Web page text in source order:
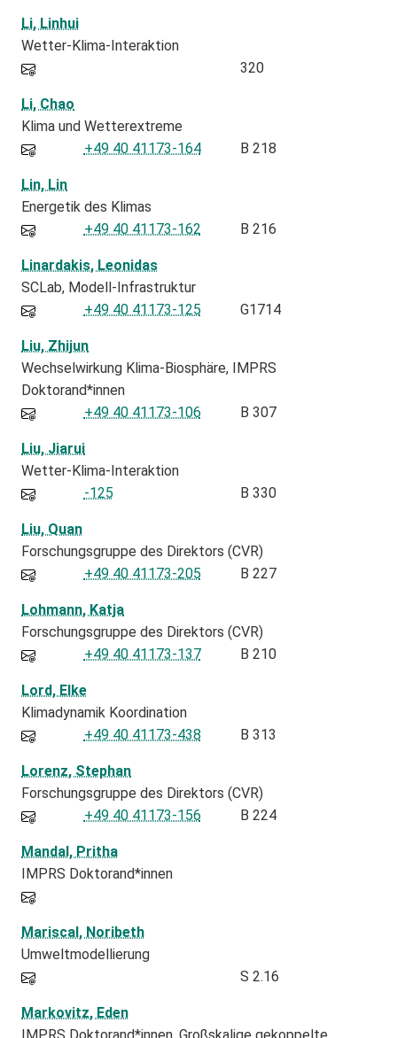
Li, Linhui
Wetter-Klima-Interaktion
320
Li, Chao
Klima und Wetterextreme
+49 40 41173-164
B 218
Lin, Lin
Energetik des Klimas
+49 40 41173-162
B 216
Linardakis, Leonidas
SCLab Modell-Infrastruktur
+49 40 41173-125
G1714
Liu, Zhijun
Wechselwirkung Klima-Biosphäre IMPRS
Doktorand*innen
+49 40 41173-106
B 307
Liu, Jiarui
Wetter-Klima-Interaktion
-125
B 330
Liu, Quan
Forschungsgruppe des Direktors (CVR)
+49 40 41173-205
B 227
Lohmann, Katja
Forschungsgruppe des Direktors (CVR)
+49 40 41173-137
B 210
Lord, Elke
Klimadynamik Koordination
+49 40 41173-438
B 313
Lorenz, Stephan
Forschungsgruppe des Direktors (CVR)
+49 40 41173-156
B 224
Mandal, Pritha
IMPRS Doktorand*innen
Mariscal, Noribeth
Umweltmodellierung
S 2.16
Markovitz, Eden